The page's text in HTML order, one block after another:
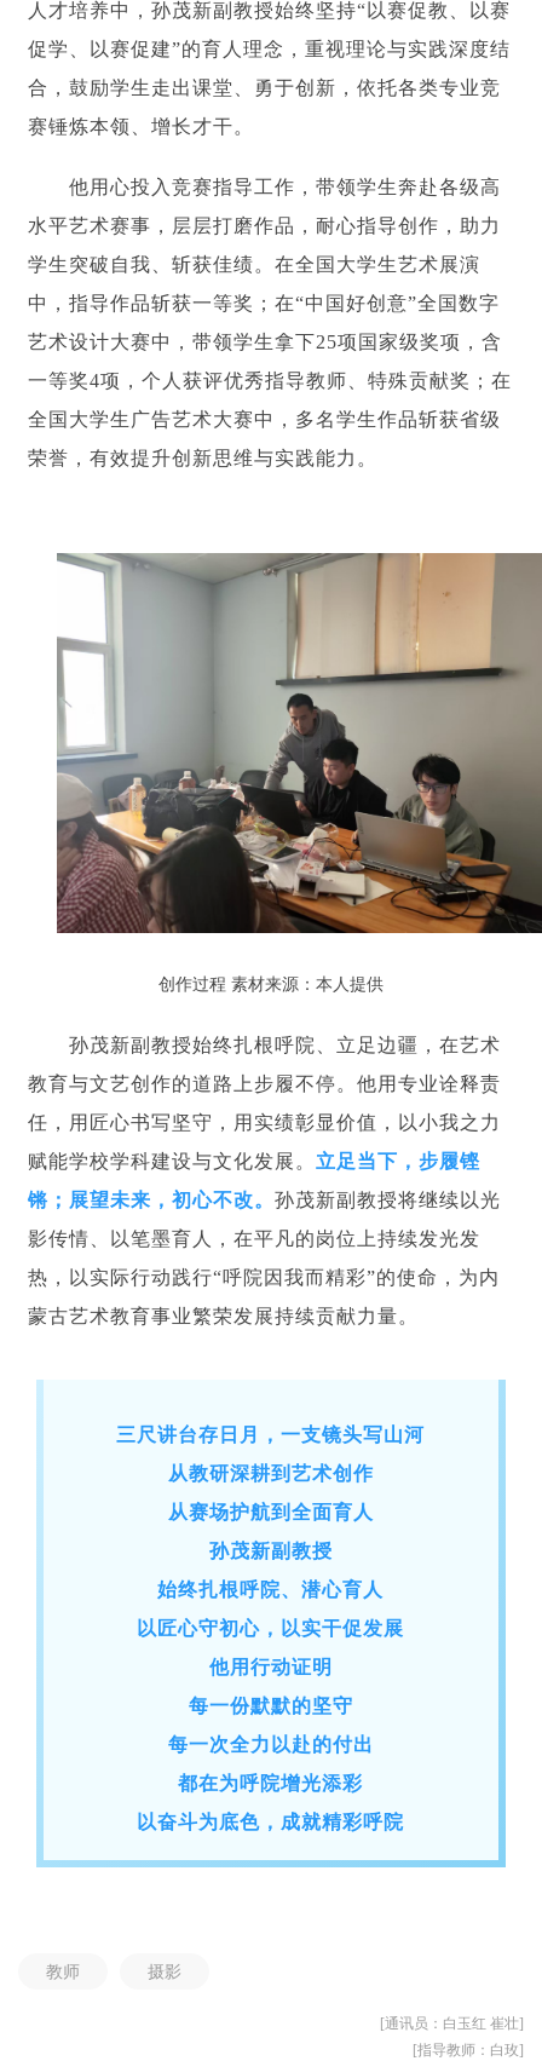
人才培养中，孙茂新副教授始终坚持“以赛促教、以赛
促学、以赛促建”的育人理念，重视理论与实践深度结
合，鼓励学生走出课堂、勇于创新，依托各类专业竞
赛锤炼本领、增长才干。
他用心投入竞赛指导工作，带领学生奔赴各级高
水平艺术赛事，层层打磨作品，耐心指导创作，助力
学生突破自我、斩获佳绩。在全国大学生艺术展演
中，指导作品斩获一等奖；在“中国好创意”全国数字
艺术设计大赛中，带领学生拿下25项国家级奖项，含
一等奖4项，个人获评优秀指导教师、特殊贡献奖；在
全国大学生广告艺术大赛中，多名学生作品斩获省级
荣誉，有效提升创新思维与实践能力。
创作过程 素材来源：本人提供
孙茂新副教授始终扎根呼院、立足边疆，在艺术
教育与文艺创作的道路上步履不停。他用专业诠释责
任，用匠心书写坚守，用实绩彰显价值，以小我之力
赋能学校学科建设与文化发展。 立足当下，步履铿
锵；展望未来，初心不改。 孙茂新副教授将继续以光
影传情、以笔墨育人，在平凡的岗位上持续发光发
热，以实际行动践行“呼院因我而精彩”的使命，为内
蒙古艺术教育事业繁荣发展持续贡献力量。
三尺讲台存日月，一支镜头写山河
从教研深耕到艺术创作
从赛场护航到全面育人
孙茂新副教授
始终扎根呼院、潜心育人
以匠心守初心，以实干促发展
他用行动证明
每一份默默的坚守
每一次全力以赴的付出
都在为呼院增光添彩
以奋斗为底色，成就精彩呼院
教师 摄影
[通讯员：白玉红 崔壮]
[指导教师：白玫]